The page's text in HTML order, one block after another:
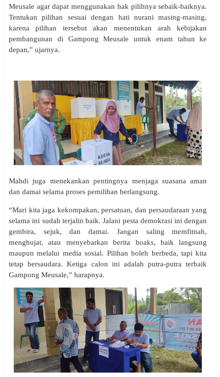
Meusale agar dapat menggunakan hak pilihnya sebaik-baiknya.
Tentukan pilihan sesuai dengan hati nurani masing-masing,
karena pilihan tersebut akan menentukan arah kebijakan
pembangunan di Gampong Meusale untuk enam tahun ke
depan,” ujarnya.
Mahdi juga menekankan pentingnya menjaga suasana aman
dan damai selama proses pemilihan berlangsung.
“Mari kita jaga kekompakan, persatuan, dan persaudaraan yang
selama ini sudah terjalin baik. Jalani pesta demokrasi ini dengan
gembira, sejuk, dan damai. Jangan saling memfitnah,
menghujat, atau menyebarkan berita hoaks, baik langsung
maupun melalui media sosial. Pilihan boleh berbeda, tapi kita
tetap bersaudara. Ketiga calon ini adalah putra-putra terbaik
Gampong Meusale,” harapnya.